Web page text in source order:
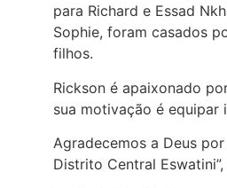
para Richard e Essad
Sophie, foram casados
filhos.
Rickson é apaixonado
sua motivação é
Agradecemos a Deus
Distrito Central